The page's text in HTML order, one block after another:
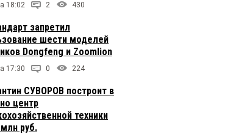
18:02 2 430
запретил
шести моделей
Dongfeng и Zoomlion
17:30 0 224
СУВОРОВ построит в
центр
техники
руб.